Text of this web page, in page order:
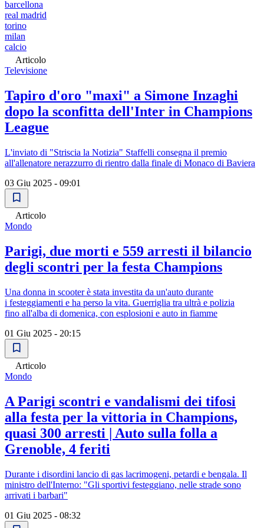
barcellona
real madrid
torino
milan
calcio
Articolo
Televisione
Tapiro d'oro "maxi" a Simone Inzaghi
dopo la sconfitta dell'Inter in Champions
League
L'inviato di "Striscia la Notizia" Staffelli consegna il premio
all'allenatore nerazzurro di rientro dalla finale di Monaco di Baviera
03 Giu 2025 - 09:01
Articolo
Mondo
Parigi, due morti e 559 arresti il bilancio
degli scontri per la festa Champions
Una donna in scooter è stata investita da un'auto durante
i festeggiamenti e ha perso la vita. Guerriglia tra ultrà e polizia
fino all'alba di domenica, con esplosioni e auto in fiamme
01 Giu 2025 - 20:15
Articolo
Mondo
A Parigi scontri e vandalismi dei tifosi
alla festa per la vittoria in Champions,
quasi 300 arresti | Auto sulla folla a
Grenoble, 4 feriti
Durante i disordini lancio di gas lacrimogeni, petardi e bengala. Il
ministro dell'Interno: "Gli sportivi festeggiano, nelle strade sono
arrivati i barbari"
01 Giu 2025 - 08:32